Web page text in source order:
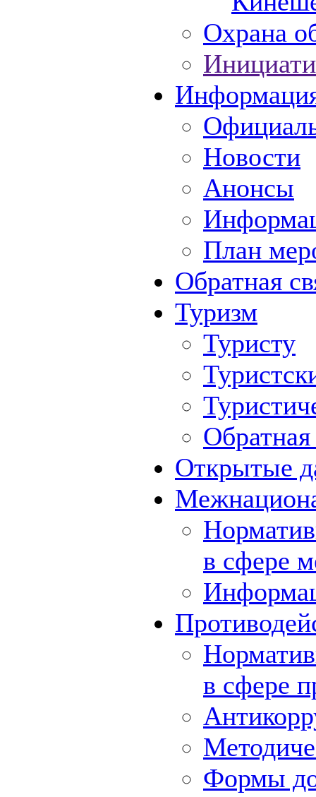
Охрана
Новости
Анонсы
План
Обратная
Туризм
Туристу
Обратная
Открытые
в сфере
в сфере
Формы